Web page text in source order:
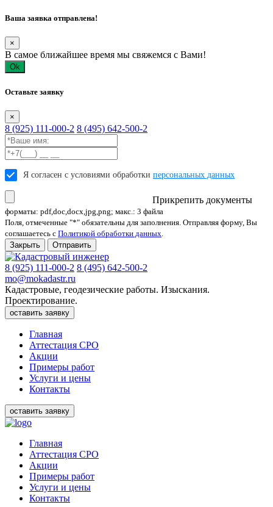
Ваша заявка отправлена!
×
В самое ближайшее время мы свяжемся с Вами!
Ok
Оставьте заявку
×
8 (925) 111-000-2 8 (495) 642-500-2
Я согласен с условиями обработки персональных данных
Прикрепить документы
форматы: pdf,doc,docx,jpg,png; макс.: 3 файла
Поля, отмеченные "*" обязательны для заполнения. Отправляя форму, Вы
соглашаетесь с Политикой обработки данных
Закрыть
Отправить
8 (925) 111-000-2 8 (495) 642-500-2
mo@mokadastr.ru
Кадастровые, геодезические работы. Изыскания.
Проектирование.
оставить заявку
Главная
Аттестация СРО
Акции
Примеры работ
Услуги и цены
Контакты
оставить заявку
Главная
Аттестация СРО
Акции
Примеры работ
Услуги и цены
Контакты